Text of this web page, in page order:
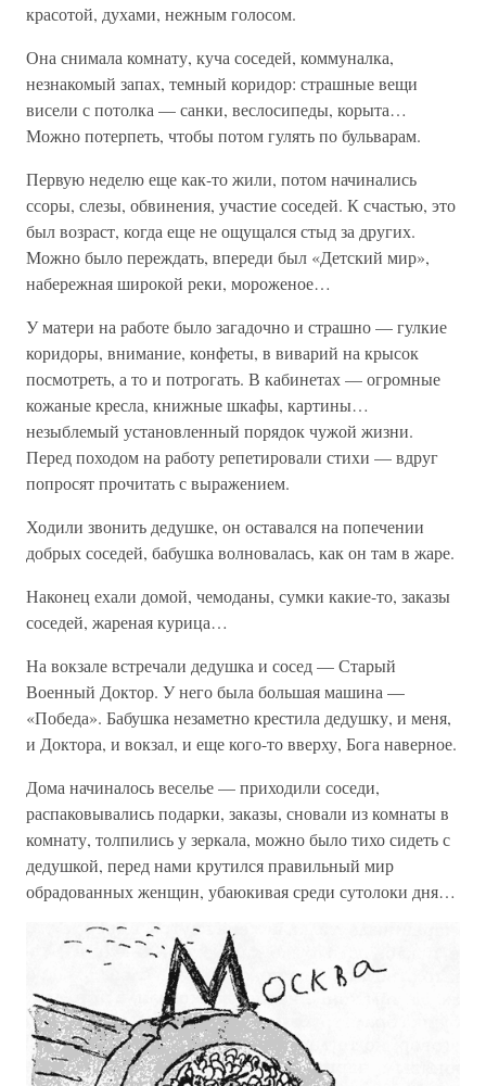
красотой, духами, нежным голосом.
Она снимала комнату, куча соседей, коммуналка,
незнакомый запах, темный коридор: страшные вещи
висели с потолка — санки, веслосипеды, корыта…
Можно потерпеть, чтобы потом гулять по бульварам.
Первую неделю еще как-то жили, потом начинались
ссоры, слезы, обвинения, участие соседей. К счастью, это
был возраст, когда еще не ощущался стыд за других.
Можно было переждать, впереди был «Детский мир»,
набережная широкой реки, мороженое…
У матери на работе было загадочно и страшно — гулкие
коридоры, внимание, конфеты, в виварий на крысок
посмотреть, а то и потрогать. В кабинетах — огромные
кожаные кресла, книжные шкафы, картины…
незыблемый установленный порядок чужой жизни.
Перед походом на работу репетировали стихи — вдруг
попросят прочитать с выражением.
Ходили звонить дедушке, он оставался на попечении
добрых соседей, бабушка волновалась, как он там в жаре.
Наконец ехали домой, чемоданы, сумки какие-то, заказы
соседей, жареная курица…
На вокзале встречали дедушка и сосед — Старый
Военный Доктор. У него была большая машина —
«Победа». Бабушка незаметно крестила дедушку, и меня,
и Доктора, и вокзал, и еще кого-то вверху, Бога наверное.
Дома начиналось веселье — приходили соседи,
распаковывались подарки, заказы, сновали из комнаты в
комнату, толпились у зеркала, можно было тихо сидеть с
дедушкой, перед нами крутился правильный мир
обрадованных женщин, убаюкивая среди сутолоки дня…